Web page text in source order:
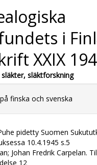
i
XXIX
släktforskning
finska och svenska
pidetty Suomen
10.4.1945 s.5
Johan Fredrik Carpelan.
12